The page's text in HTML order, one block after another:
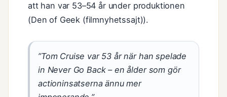
att han var 53–54 år under produktionen
(Den of Geek (filmnyhetssajt)).
”Tom Cruise var 53 år när han spelade
in Never Go Back – en ålder som gör
actioninsatserna ännu mer